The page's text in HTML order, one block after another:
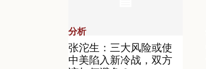
分析
张沱生：三大风险或使
中美陷入新冷战，双方